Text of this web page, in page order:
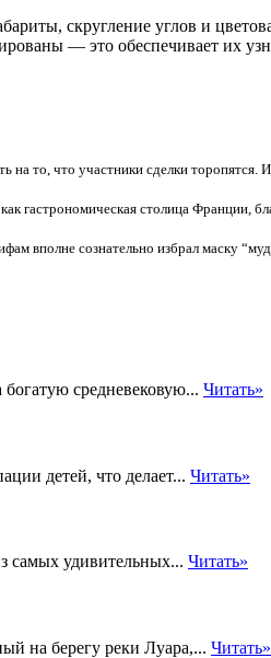
скругление углов и
— это обеспечивает их
то, что участники сделки торопятся.
гастрономическая столица Франции,
вполне сознательно избрал маску
средневековую... Читать»
детей, что делает... Читать»
самых удивительных... Читать»
на берегу реки Луара,... Читать»